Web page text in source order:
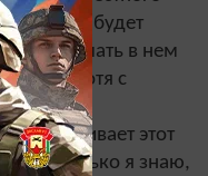
который будет
принимать в нем
Хотя с
конечно,
затягивает этот
насколько я знаю,